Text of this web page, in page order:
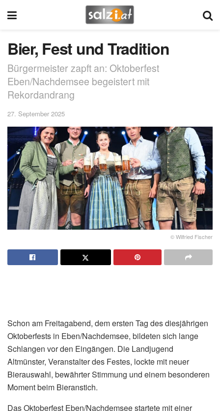
Bier, Fest und Tradition
Bürgermeister zapft an: Oktoberfest
Eben/Nachdemsee begeistert mit
Rekordandrang
27. September 2025
© Wilfried Fischer
Schon am Freitagabend, dem ersten Tag des diesjährigen
Oktoberfests in Eben/Nachdemsee, bildeten sich lange
Schlangen vor den Eingängen. Die Landjugend
Altmünster, Veranstalter des Festes, lockte mit neuer
Bierauswahl, bewährter Stimmung und einem besonderen
Moment beim Bieranstich.
Das Oktoberfest Eben/Nachdemsee startete mit einer